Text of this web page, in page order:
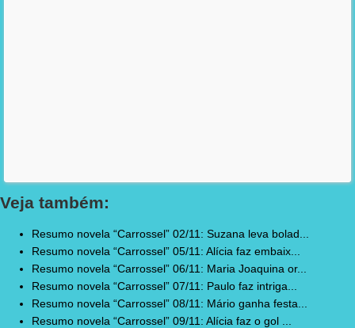
Veja também:
Resumo novela “Carrossel” 02/11: Suzana leva bolad...
Resumo novela “Carrossel” 05/11: Alícia faz embaix...
Resumo novela “Carrossel” 06/11: Maria Joaquina or...
Resumo novela “Carrossel” 07/11: Paulo faz intriga...
Resumo novela “Carrossel” 08/11: Mário ganha festa...
Resumo novela “Carrossel” 09/11: Alícia faz o gol ...